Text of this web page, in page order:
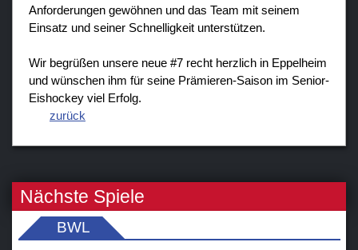
Anforderungen gewöhnen und das Team mit seinem
Einsatz und seiner Schnelligkeit unterstützen.
Wir begrüßen unsere neue #7 recht herzlich in Eppelheim
und wünschen ihm für seine Prämieren-Saison im Senior-
Eishockey viel Erfolg.
zurück
Nächste Spiele
BWL